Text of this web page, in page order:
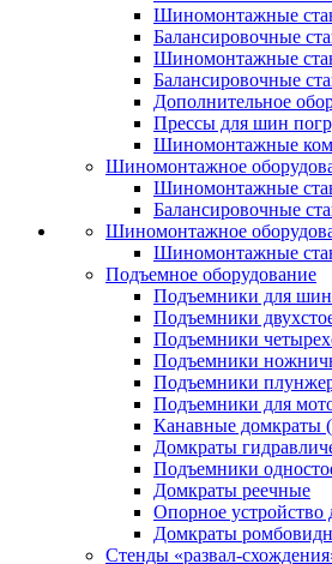
Шиномонтажные
Балансировочные
Шиномонтажные
Балансировочные
Дополнительное
Прессы для шин
Шиномонтажные
Шиномонтажное
Шиномонтажные
Балансировочные
Шиномонтажное
Шиномонтажные
Подъемное оборудование
Подъемники для
Подъемники
Подъемники
Подъемники
Подъемники
Подъемники для
Канавные домкраты
Домкраты
Подъемники
Домкраты реечные
Опорное устройство
Домкраты
Стенды «развал-